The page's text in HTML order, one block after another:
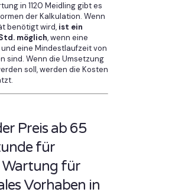
in 1120 Meidling gibt es
der Kalkulation. Wenn
benötigt wird, ist ein
möglich, wenn eine
eine Mindestlaufzeit von
sind. Wenn die Umsetzung
soll, werden die Kosten
Preis ab 65
für
Wartung für
Vorhaben in